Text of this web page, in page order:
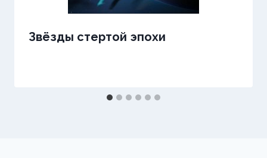
Звёзды стертой эпохи